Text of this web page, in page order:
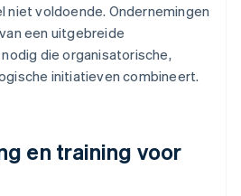
niet voldoende. Ondernemingen
een uitgebreide
die organisatorische,
initiatieven combineert.
en training voor